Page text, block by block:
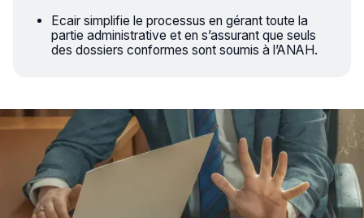
Ecair simplifie le processus en gérant toute la
partie administrative et en s’assurant que seuls
des dossiers conformes sont soumis à l’ANAH.